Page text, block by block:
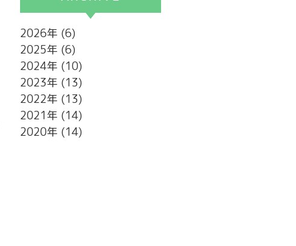
2026
(6)
2025
(6)
2024
(10)
2023
(13)
2022
(13)
2021
(14)
2020
(14)